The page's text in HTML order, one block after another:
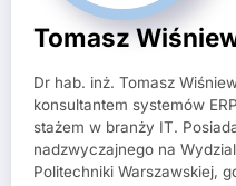
Tomasz
Dr hab. inż. Tomasz
konsultantem systemów
stażem w branży IT.
nadzwyczajnego na
Politechniki Warszawskiej,